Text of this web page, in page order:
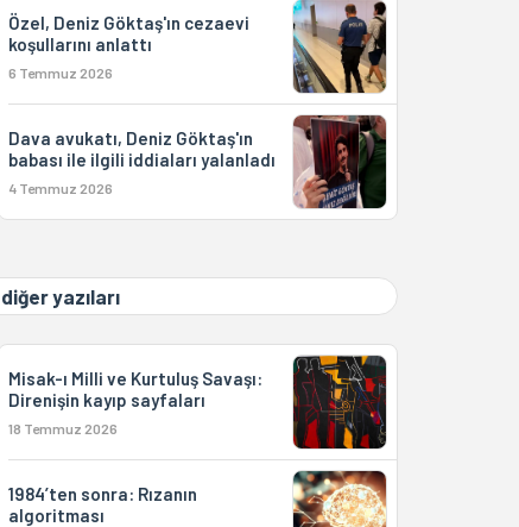
Özel, Deniz Göktaş'ın cezaevi
koşullarını anlattı
6 Temmuz 2026
Dava avukatı, Deniz Göktaş'ın
babası ile ilgili iddiaları yalanladı
4 Temmuz 2026
diğer yazıları
Misak-ı Milli ve Kurtuluş Savaşı:
Direnişin kayıp sayfaları
18 Temmuz 2026
1984’ten sonra: Rızanın
algoritması